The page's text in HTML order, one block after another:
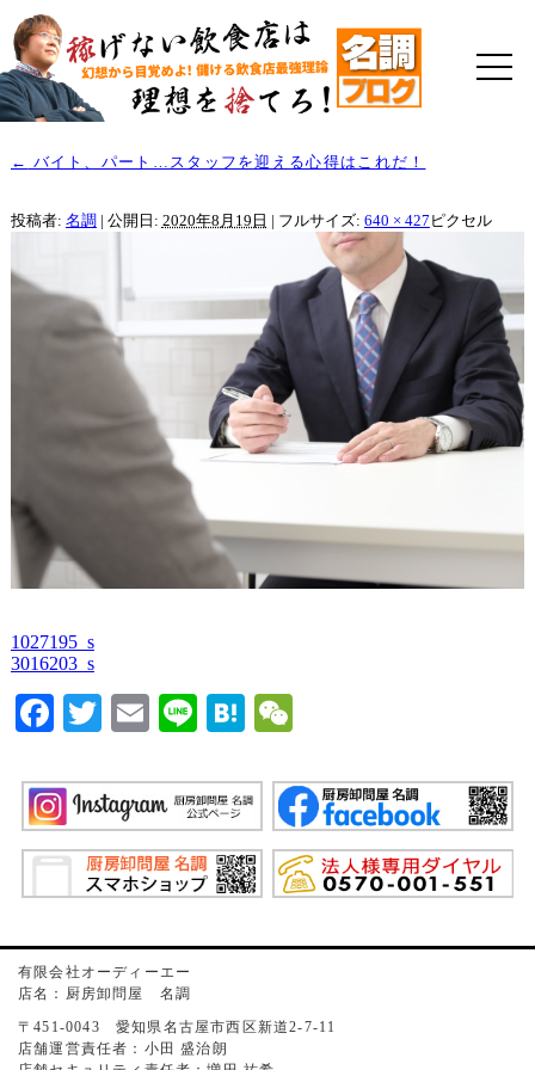
← バイト、パート…スタッフを迎える心得はこれだ！
投稿者: 名調 | 公開日: 2020年8月19日 | フルサイズ: 640 × 427 ピクセル
1027195_s
3016203_s
Facebook
TwitterEmailLineHatena
有限会社オーディーエー
店名：厨房卸問屋 名調
〒451-0043 愛知県名古屋市西区新道2-7-11
店舗運営責任者：小田 盛治朗